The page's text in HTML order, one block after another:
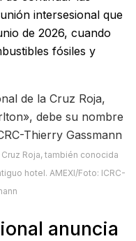
intersesional que
de 2026, cuando
fósiles y
Roja, también conocida
hotel. AMEXI/Foto: ICRC-
anuncia